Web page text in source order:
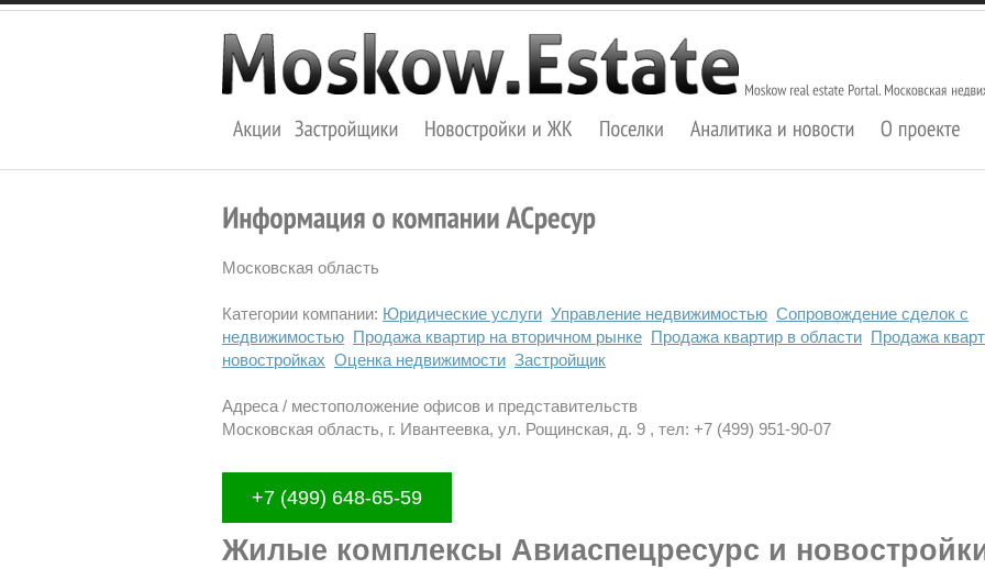
Московская область
Категории компании: Юридические услуги Управление недвижимостью Сопровождение сделок с
недвижимостью Продажа квартир на вторичном рынке Продажа квартир в области Продажа
новостройках Оценка недвижимости Застройщик
Адреса / местоположение офисов и представительств
Московская область, г. Ивантеевка, ул. Рощинская, д. 9 , тел: +7 (499) 951-90-07
+7 (499) 648-65-59
Жилые комплексы Авиаспецресурс и